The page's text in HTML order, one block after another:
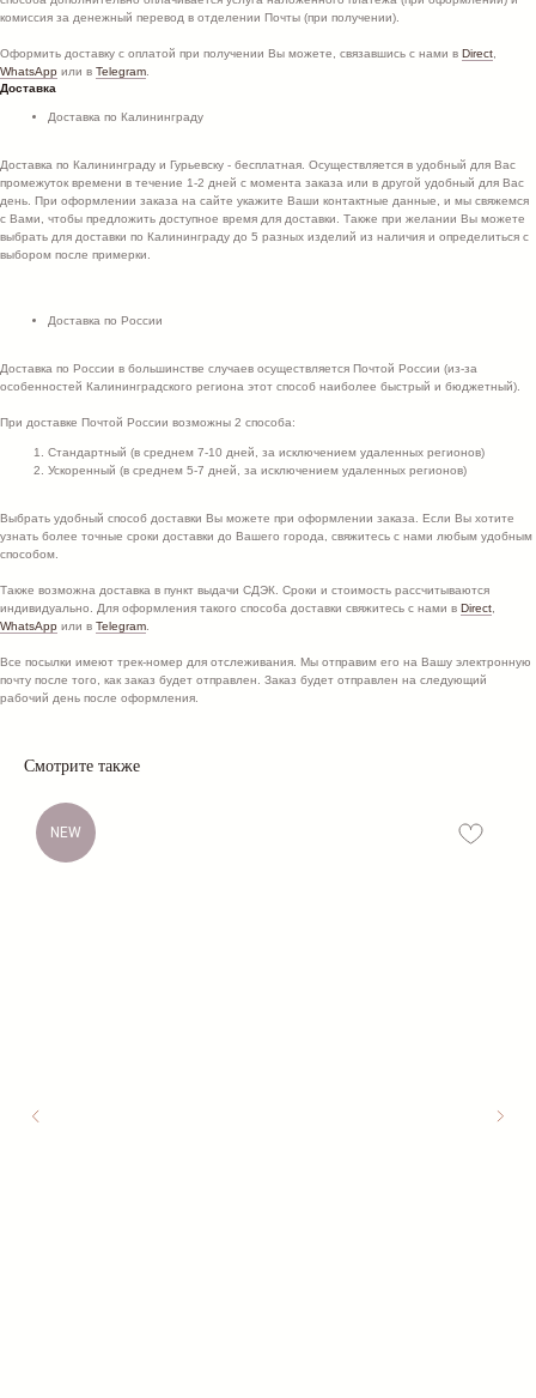
комиссия за денежный перевод в отделении Почты (при получении).
Оформить доставку с оплатой при получении Вы можете, связавшись с нами в Direct
WhatsApp или в Telegram
Доставка
Доставка по Калининграду
Доставка по Калининграду и Гурьевску - бесплатная. Осуществляется в удобный для Вас
промежуток времени в течение 1-2 дней с момента заказа или в другой удобный для Вас
день. При оформлении заказа на сайте укажите Ваши контактные данные, и мы свяжемся
с Вами, чтобы предложить доступное время для доставки. Также при желании Вы можете
выбрать для доставки по Калининграду до 5 разных изделий из наличия и определиться с
выбором после примерки.
Доставка по России
Доставка по России в большинстве случаев осуществляется Почтой России (из-за
особенностей Калининградского региона этот способ наиболее быстрый и бюджетный).
При доставке Почтой России возможны 2 способа:
Стандартный (в среднем 7-10 дней, за исключением удаленных регионов)
Ускоренный (в среднем 5-7 дней, за исключением удаленных регионов)
Выбрать удобный способ доставки Вы можете при оформлении заказа. Если Вы хотите
узнать более точные сроки доставки до Вашего города, свяжитесь с нами любым удобным
способом.
Также возможна доставка в пункт выдачи СДЭК. Сроки и стоимость рассчитываются
индивидуально. Для оформления такого способа доставки свяжитесь с нами в Direct
WhatsApp или в Telegram
Все посылки имеют трек-номер для отслеживания. Мы отправим его на Вашу электронную
почту после того, как заказ будет отправлен. Заказ будет отправлен на следующий
рабочий день после оформления.
Смотрите также
NEW
Главная
Покупателям
МЕНЮ
Написать в Telegram
НУЖНА
ПОМОЩЬ?
НАШИ СОЦ.СЕТИ
конфиденциальности
Согласие на обработку ПД
Все права защищены
ИНН 390203759342
322390000001995
Разработка сайта
Покупателям
Главная Написать в Telegram